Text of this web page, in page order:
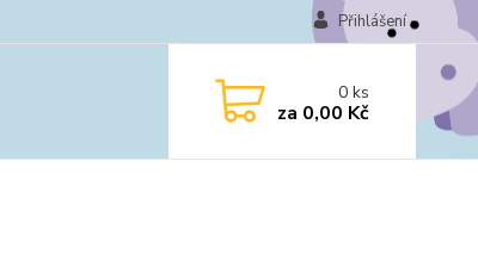
Přihlášení
0ks
za 0,00 Kč